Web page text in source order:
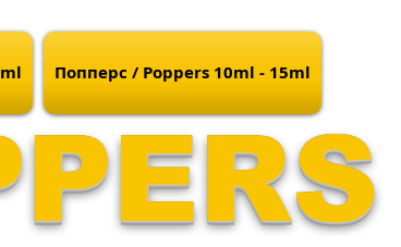
Попперс / Poppers 10ml - 15ml